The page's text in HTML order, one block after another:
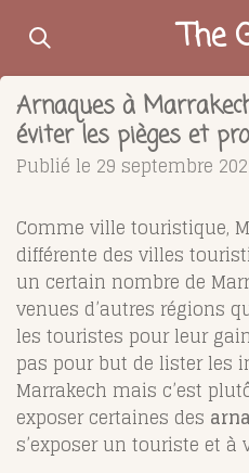
Passer
contenu
principal
The
Arnaques à
éviter les pièges et
Publié le 29 septembre
Comme ville touristique,
différente des villes
un certain nombre de
venues d’autres régions
les touristes pour leur
pas pour but de lister les
Marrakech mais c’est
exposer certaines des
s’exposer un touriste et à